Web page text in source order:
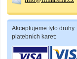
Akceptujeme tyto druhy
platebních karet: